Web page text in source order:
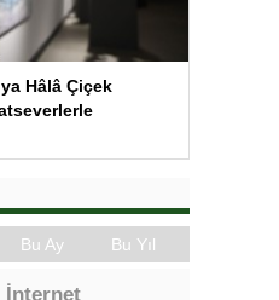
Hâlâ Çiçek
Bu Ay Bu Yıl
İnternet